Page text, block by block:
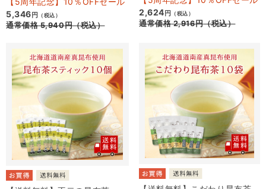
5,346 円 （税込）
通常価格5,940円（税込）
2,624 円 （税込）
通常価格2,916円（税込）